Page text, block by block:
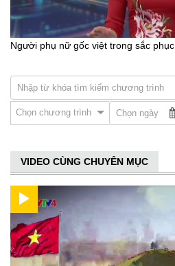
Người phụ nữ gốc việt trong sắc
Chọn chương trình
VIDEO CÙNG CHUYÊN MỤC